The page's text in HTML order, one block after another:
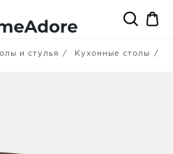
и стулья Кухонные столы